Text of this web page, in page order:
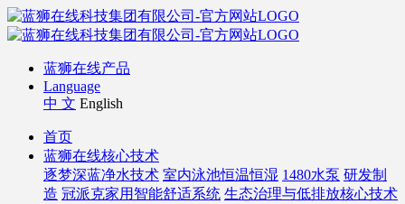
蓝狮在线产品
Language
中 文 English
首页
蓝狮在线核心技术
逐梦深蓝净水技术 室内泳池恒温恒湿 1480水泵 研发制
造 冠派克家用智能舒适系统 生态治理与低排放核心技术